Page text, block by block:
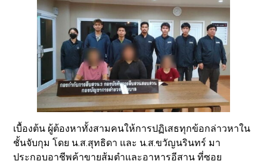
เบื้องต้น ผู้ต้องหาทั้งสามคนให้การปฏิเสธทุกข้อกล่าวหาใน
ชั้นจับกุม โดย น.ส.สุทธิดา และ น.ส.ขวัญนรินทร์ มา
ประกอบอาชีพค้าขายส้มตำและอาหารอีสาน ที่ซอย